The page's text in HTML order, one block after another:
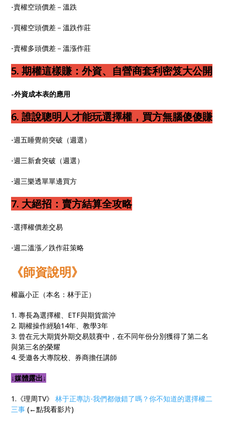
-賣權空頭價差－溫跌
-買權空頭價差－溫跌作莊
-賣權多頭價差－溫漲作莊
5. 期權這樣賺：外資、自營商套利密笈大公開
-外資成本表的應用
6. 誰說聰明人才能玩選擇權，買方無腦傻傻賺
-週五睡覺前突破（週選）
-週三新倉突破（週選）
-週三樂透單單邊買方
7. 大絕招：賣方結算全攻略
-選擇權價差交易
-週二溫漲／跌作莊策略
《師資說明》
權贏小正（本名：林于正）
1. 專長為選擇權、ETF與期貨當沖
2. 期權操作經驗14年、教學3年
3. 曾在元大期貨外期交易競賽中，在不同年份分別獲得了第二名
與第三名的榮耀
4. 受邀各大專院校、券商擔任講師
↓媒體露出↓
1.《理周TV》林于正專訪-我們都做錯了嗎？你不知道的選擇權二
三事 (←點我看影片)